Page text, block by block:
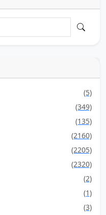
(5)
(349)
(135)
(2160)
(2205)
(2320)
(2)
(1)
(3)